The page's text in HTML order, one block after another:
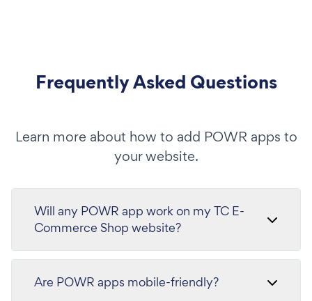
Frequently Asked Questions
Learn more about how to add POWR apps to
your website.
Will any POWR app work on my TC E-
Commerce Shop website?
Are POWR apps mobile-friendly?